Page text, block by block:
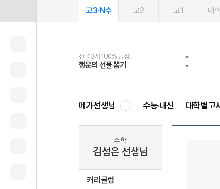
고3·N수 고2 고1 대
선물 3개 100% 당첨!
행운의 선물 뽑기
선물 100% 증정!
메가스터디 X 올리브
2027 러셀 단과
강사 공개선발
스마트러닝앱
설문 EVENT
메가패스
3일 무료 체험권
메가패스 수강생 무료혜택!
메가클럽 멤버십
사회공헌 캠페인
희망이룸 메가나눔
메가선생님 수능·내신 대학별고
수학
김성은 선생님
커리큘럼